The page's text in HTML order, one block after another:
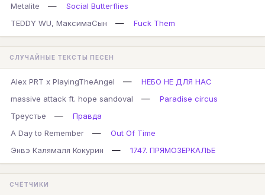
Metalite
—
Social Butterflies
TEDDY WU, МаксимаСын
— Fuck Them
СЛУЧАЙНЫЕ ТЕКСТЫ ПЕСЕН
Alex PRT x PlayingTheAngel —
НЕБО НЕ ДЛЯ НАС
massive attack ft. hope sandoval
—
Paradise circus
Треустье
—
Правда
A Day to Remember
—
Out Of Time
Энвэ Калямаля Кокурин
— 1747. ПРЯМОЗЕРКАЛЬЕ
СЧЁТЧИКИ